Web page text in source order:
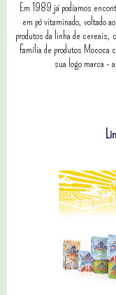
Em 1989 já podíamos
em pó vitaminado, voltado
produtos da linha de cereais,
família de produtos Mococa
sua logo marca -